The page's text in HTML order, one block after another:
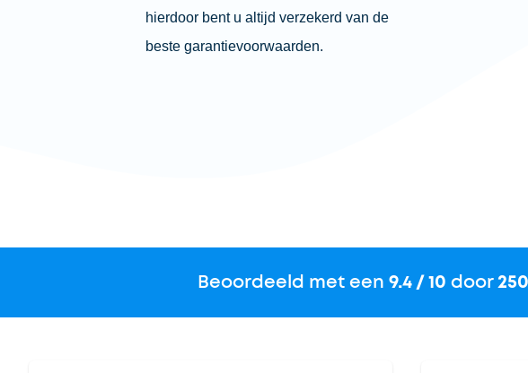
hierdoor bent u altijd verzekerd van de
beste garantievoorwaarden.
Beoordeeld met een 9.4 / 10 door